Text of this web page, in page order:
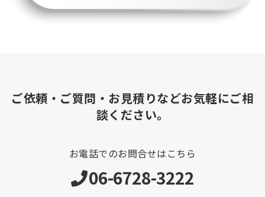
ご依頼・ご質問・お見積りなどお気軽にご相
談ください。
お電話でのお問合せはこちら
06-6728-3222